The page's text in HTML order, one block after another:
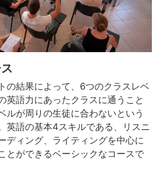
の結果によって、6つのクラスレベ
英語力にあったクラスに通うこと
ルが周りの生徒に合わないという
英語の基本4スキルである、リスニ
ディング、ライティングを中心に
とができるベーシックなコースで